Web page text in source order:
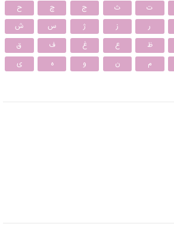
ت ث ج چ
ح
ر ز ژ س
ش
ظ ع غ ف
ق
م ن و ه ی